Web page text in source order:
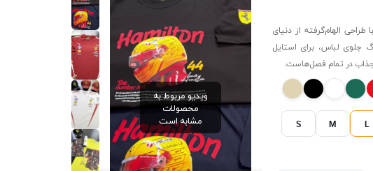
الهام‌گرفته از دنیای
جلوی لباس، برای استایل
جذاب در تمام فصل‌هاست.
S M L
ویدیو مربوط به
محصولات
مشابه است